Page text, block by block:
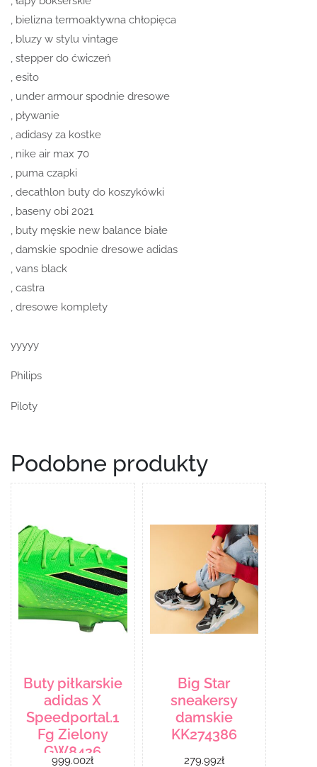
, bielizna termoaktywna chłopięca
, bluzy w stylu vintage
, stepper do ćwiczeń
, esito
, under armour spodnie dresowe
, pływanie
, adidasy za kostke
, nike air max 70
, puma czapki
, decathlon buty do koszykówki
, baseny obi 2021
, buty męskie new balance białe
, damskie spodnie dresowe adidas
, vans black
, castra
, dresowe komplety
yyyyy
Philips
Piloty
Podobne produkty
Buty piłkarskie
adidas X
Speedportal.1
Fg Zielony
GW8426
999.00zł
Big Star
sneakersy
damskie
KK274386
279.99zł